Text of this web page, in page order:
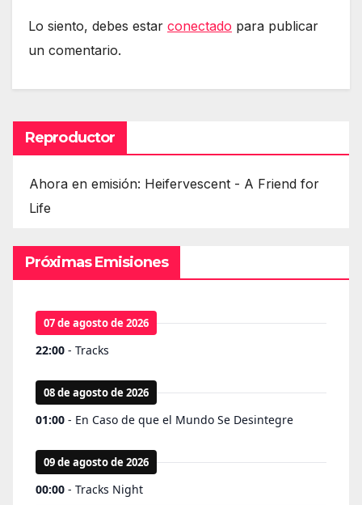
Lo siento, debes estar conectado para publicar
un comentario.
Reproductor
Ahora en emisión: Heifervescent - A Friend for
Life
Próximas Emisiones